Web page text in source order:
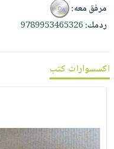
كتابك
معنا
مرفق معه:
ردمك:9789953465326
اكسسوارات كتب